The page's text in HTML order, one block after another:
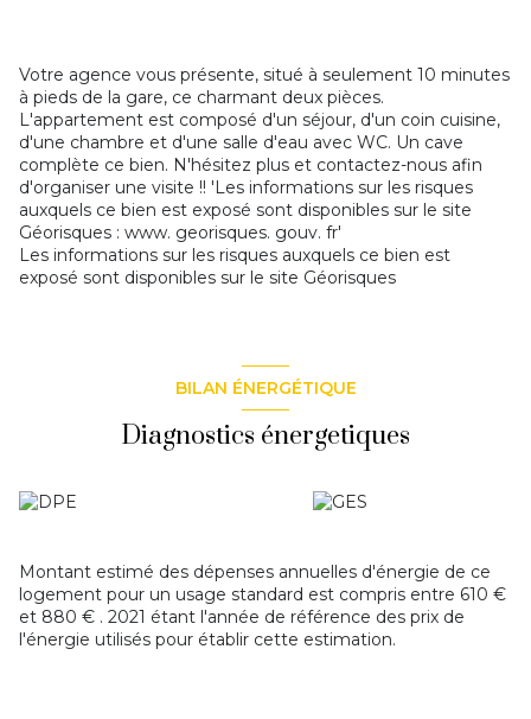
Votre agence vous présente, situé à seulement 10 minutes
à pieds de la gare, ce charmant deux pièces.
L'appartement est composé d'un séjour, d'un coin cuisine,
d'une chambre et d'une salle d'eau avec WC. Un cave
complète ce bien. N'hésitez plus et contactez-nous afin
d'organiser une visite !! 'Les informations sur les risques
auxquels ce bien est exposé sont disponibles sur le site
Géorisques : www. georisques. gouv. fr'
Les informations sur les risques auxquels ce bien est
exposé sont disponibles sur le site Géorisques
BILAN ÉNERGÉTIQUE
Diagnostics énergetiques
Montant estimé des dépenses annuelles d'énergie de ce
logement pour un usage standard est compris entre 610 €
et 880 € . 2021 étant l'année de référence des prix de
l'énergie utilisés pour établir cette estimation.